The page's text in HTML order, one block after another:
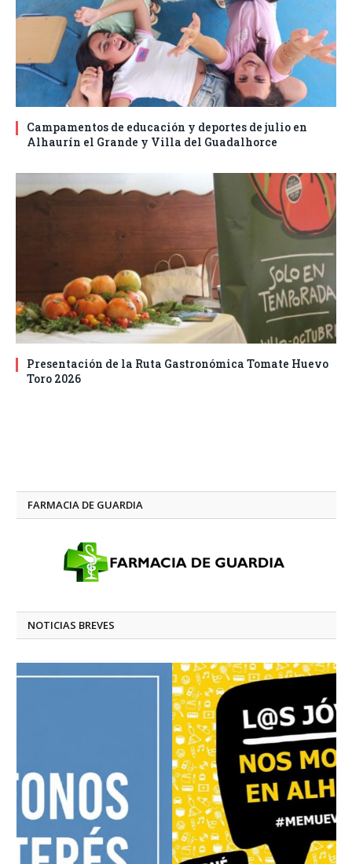
Campamentos de educación y deportes de julio en
Alhaurín el Grande y Villa del Guadalhorce
Presentación de la Ruta Gastronómica Tomate Huevo
Toro 2026
FARMACIA DE GUARDIA
NOTICIAS BREVES